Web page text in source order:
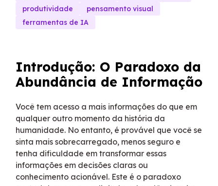
produtividade
pensamento visual
ferramentas de IA
Introdução: O Paradoxo da
Abundância de Informação
Você tem acesso a mais informações do que em
qualquer outro momento da história da
humanidade. No entanto, é provável que você se
sinta mais sobrecarregado, menos seguro e
tenha dificuldade em transformar essas
informações em decisões claras ou
conhecimento acionável. Este é o paradoxo